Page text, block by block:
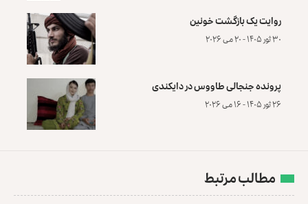
روایت یک بازگشت خونین
۳۰ ثور ۱۴۰۵ - ۲۰ می ۲۰۲۶
پرونده‌ جنجالی طاووس در دایکندی
۲۶ ثور ۱۴۰۵ - ۱۶ می ۲۰۲۶
مطالب مرتبط